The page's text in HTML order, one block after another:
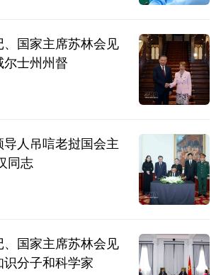
国家主席苏林会见
士州州督
人吊唁老挝国会主
同志
国家主席苏林会见
分子和科学家